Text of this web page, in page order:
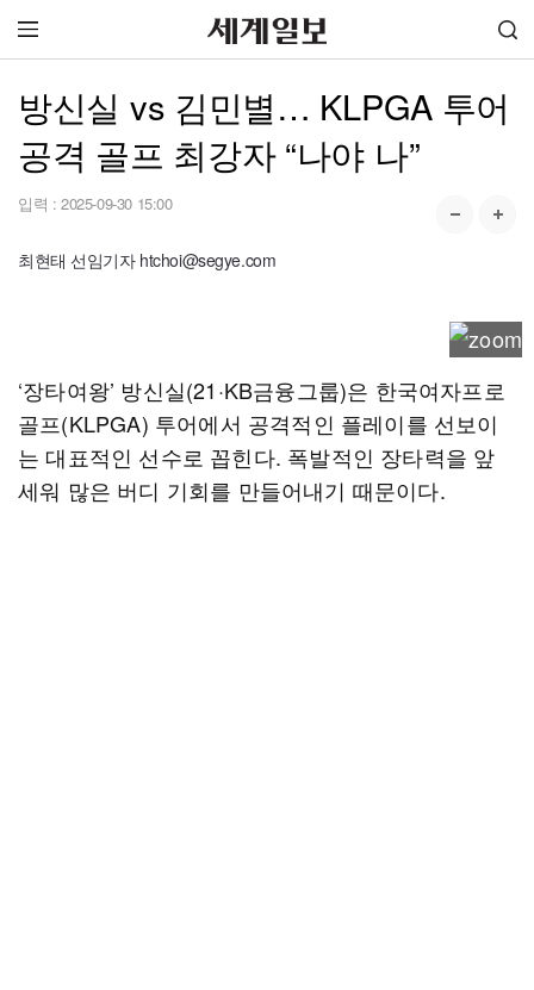
방신실 vs 김민별… KLPGA 투어
공격 골프 최강자 “나야 나”
입력 : 2025-09-30 15:00
최현태 선임기자 htchoi@segye.com
‘장타여왕’ 방신실(21·KB금융그룹)은 한국여자프로
골프(KLPGA) 투어에서 공격적인 플레이를 선보이
는 대표적인 선수로 꼽힌다. 폭발적인 장타력을 앞
세워 많은 버디 기회를 만들어내기 때문이다.